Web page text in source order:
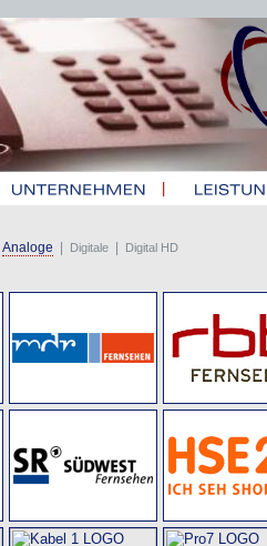
Analoge Digitale| Digital HD